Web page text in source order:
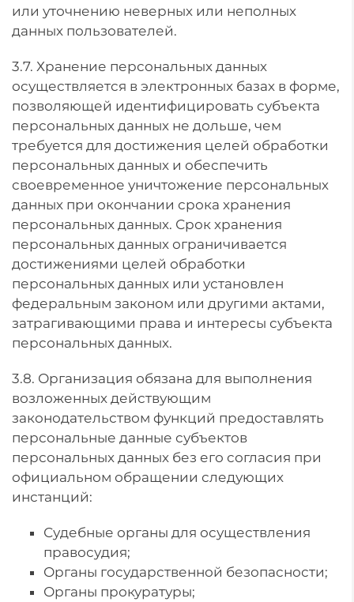
или уточнению неверных или неполных
данных пользователей.
3.7. Хранение персональных данных
осуществляется в электронных базах в форме,
позволяющей идентифицировать субъекта
персональных данных не дольше, чем
требуется для достижения целей обработки
персональных данных и обеспечить
своевременное уничтожение персональных
данных при окончании срока хранения
персональных данных. Срок хранения
персональных данных ограничивается
достижениями целей обработки
персональных данных или установлен
федеральным законом или другими актами,
затрагивающими права и интересы субъекта
персональных данных.
3.8. Организация обязана для выполнения
возложенных действующим
законодательством функций предоставлять
персональные данные субъектов
персональных данных без его согласия при
официальном обращении следующих
инстанций:
Судебные органы для осуществления
правосудия;
Органы государственной безопасности;
Органы прокуратуры;